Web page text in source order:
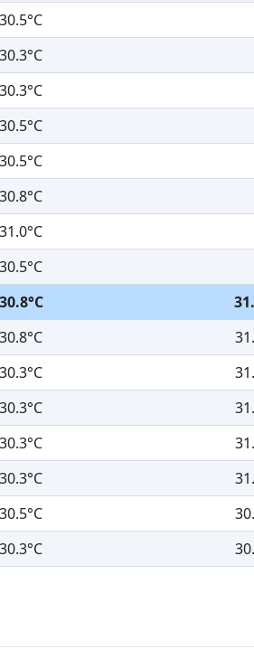
30.5°C
30.3°C
30.3°C
30.5°C
30.5°C
30.8°C
31.0°C
30.5°C
30.8°C
30.8°C
30.3°C
30.3°C
30.3°C
30.3°C
30.5°C
30.3°C